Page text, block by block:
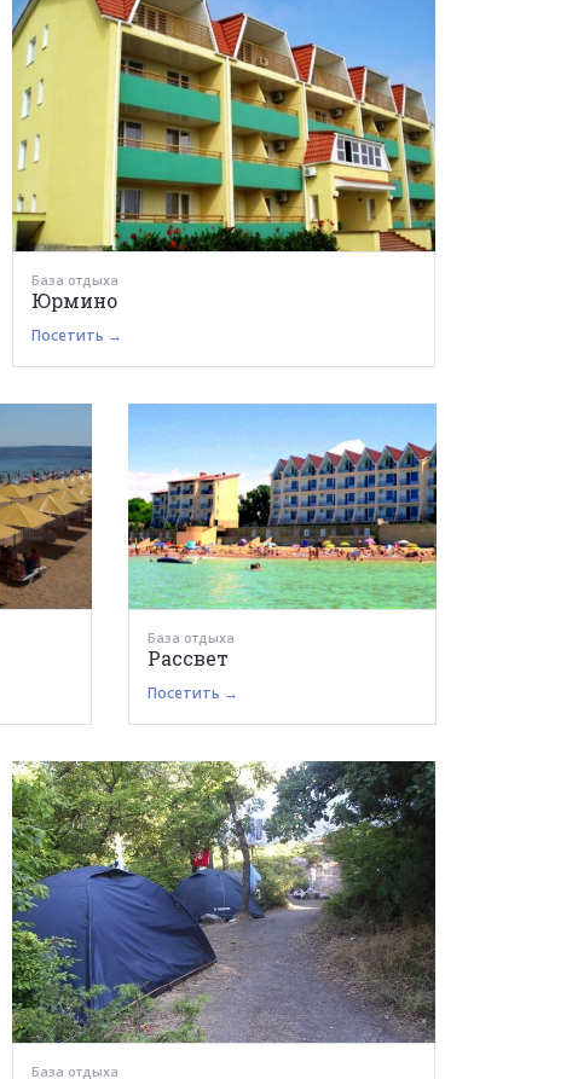
База отдыха
Юрмино
Посетить →
База отдыха
Рассвет
Посетить →
База отдыха